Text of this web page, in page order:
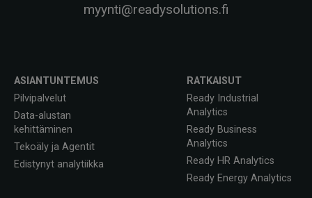
myynti@readysolutions.fi
ASIANTUNTEMUS
Pilvipalvelut
Data-alustan
kehittäminen
Tekoäly ja Agentit
Edistynyt analytiikka
RATKAISUT
Ready Industrial
Analytics
Ready Business
Analytics
Ready HR Analytics
Ready Energy Analytics